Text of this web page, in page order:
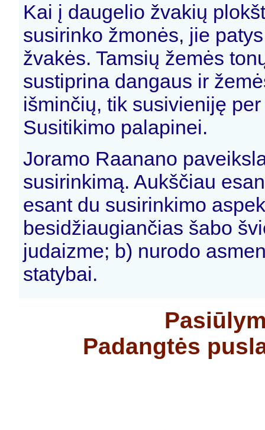
Kai į daugelio žvakių
susirinko žmonės, jie
žvakės. Tamsių žemės
sustiprina dangaus ir
išminčių, tik susivieniję
Susitikimo palapinei.
Joramo Raanano
susirinkimą. Aukščiau
esant du susirinkimo
besidžiaugiančias šabo
judaizme; b) nurodo
statybai.
Padangtės